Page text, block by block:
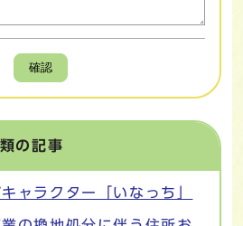
確認
の記事
ャラクター「いなっち」